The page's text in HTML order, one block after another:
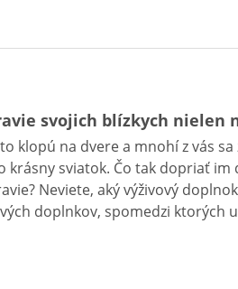
svojich blízkych nielen
klopú na dvere a mnohí z vás
krásny sviatok. Čo tak dopriať
Neviete, aký výživový
doplnkov, spomedzi ktorých